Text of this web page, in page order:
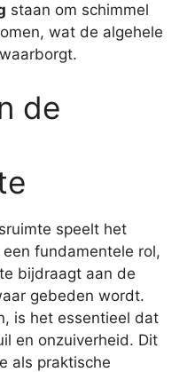
staan om schimmel
wat de algehele
de
speelt het
fundamentele rol,
bijdraagt aan de
gebeden wordt.
is het essentieel dat
en onzuiverheid. Dit
als praktische